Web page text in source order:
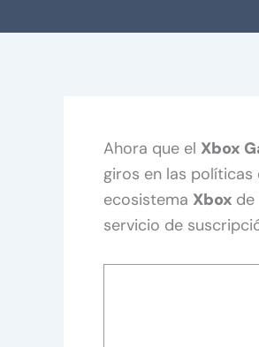
Ahora que el Xbox
giros en las
ecosistema Xbox
servicio de